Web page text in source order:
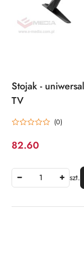
Stojak -
TV
(0)
Cena:
82.60
szt.